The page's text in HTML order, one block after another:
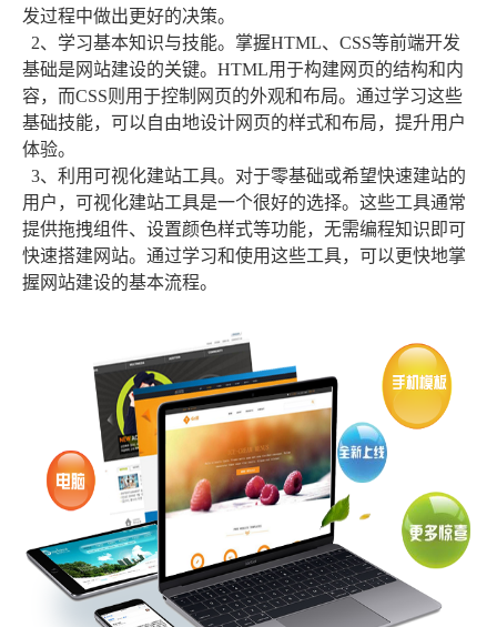
发过程中做出更好的决策。
2、学习基本知识与技能。掌握HTML、CSS等前端开发
基础是网站建设的关键。HTML用于构建网页的结构和内
容，而CSS则用于控制网页的外观和布局。通过学习这些
基础技能，可以自由地设计网页的样式和布局，提升用户
体验。
3、利用可视化建站工具。对于零基础或希望快速建站的
用户，可视化建站工具是一个很好的选择。这些工具通常
提供拖拽组件、设置颜色样式等功能，无需编程知识即可
快速搭建网站。通过学习和使用这些工具，可以更快地掌
握网站建设的基本流程。